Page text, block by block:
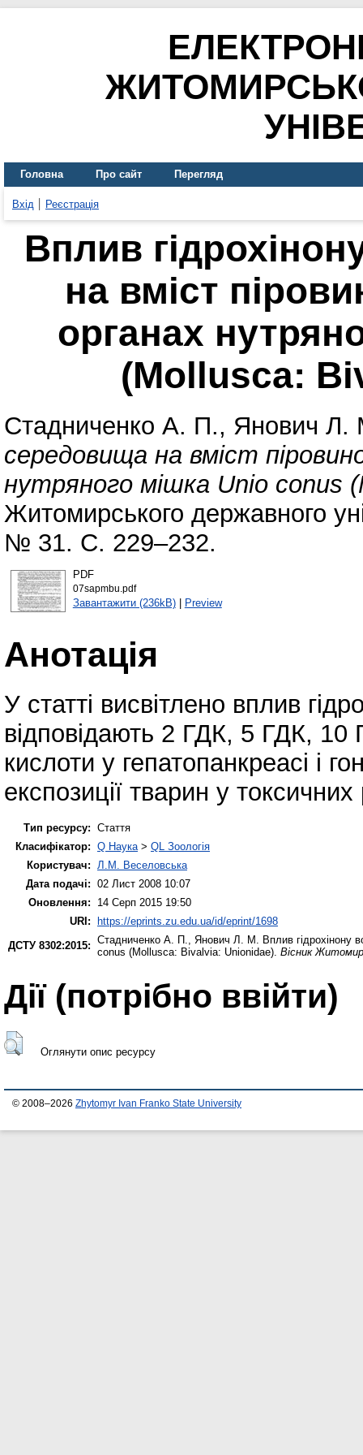
Головна Про сайт Перегляд
Вхід Реєстрація
Вплив
на вміст
органах
(Mollusca:
Стадниченко А. П., Янович Л.
середовища на вміст
нутряного мішка Unio conus
Житомирського державного
№ 31. С. 229–232.
PDF
07sapmbu.pdf
Завантажити (236kB)| Preview
Анотація
У статті висвітлено вплив
відповідають 2 ГДК, 5 ГДК, 10
кислоти у гепатопанкреасі і
експозиції тварин у
Тип ресурсу: Стаття
Класифікатор: Q Наука > QL Зоологія
Користувач:
Л.М. Веселовська
Дата подачі: 02 Лист 2008 10:07
Оновлення:
14 Серп 2015 19:50
URI: https://eprints.zu.edu.ua/id/eprint/1698
ДСТУ 8302:2015: Стадниченко А. П. Янович Л. М.
Вплив гідрохінону
conus (Mollusca: Bivalvia: Unionidae). Вісник
Дії ​​(потрібно ввійти)
Оглянути опис ресурсу
© 2008–2026 Zhytomyr Ivan Franko State University